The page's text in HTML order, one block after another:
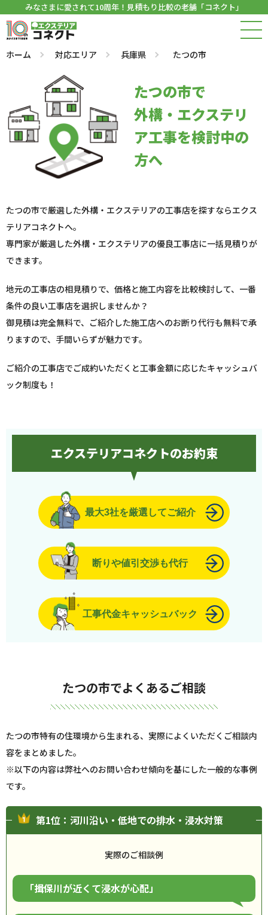
みなさまに愛されて10周年！見積もり比較の老舗「コネクト」
ホーム 対応エリア 兵庫県 たつの市
たつの市で
外構・エクステリ
ア工事を検討中の
方へ
たつの市で厳選した外構・エクステリアの工事店を探すならエクス
テリアコネクトへ。
専門家が厳選した外構・エクステリアの優良工事店に一括見積りが
できます。
地元の工事店の相見積りで、価格と施工内容を比較検討して、一番
条件の良い工事店を選択しませんか？
御見積は完全無料で、ご紹介した施工店へのお断り代行も無料で承
りますので、手間いらずが魅力です。
ご紹介の工事店でご成約いただくと工事金額に応じたキャッシュバ
ック制度も！
エクステリアコネクトのお約束
最大3社を厳選してご紹介
断りや値引交渉も代行
工事代金キャッシュバック
たつの市でよくあるご相談
たつの市特有の住環境から生まれる、実際によくいただくご相談内
容をまとめました。
※以下の内容は弊社へのお問い合わせ傾向を基にした一般的な事例
です。
第1位：河川沿い・低地での排水・浸水対策
実際のご相談例
「揖保川が近くて浸水が心配」